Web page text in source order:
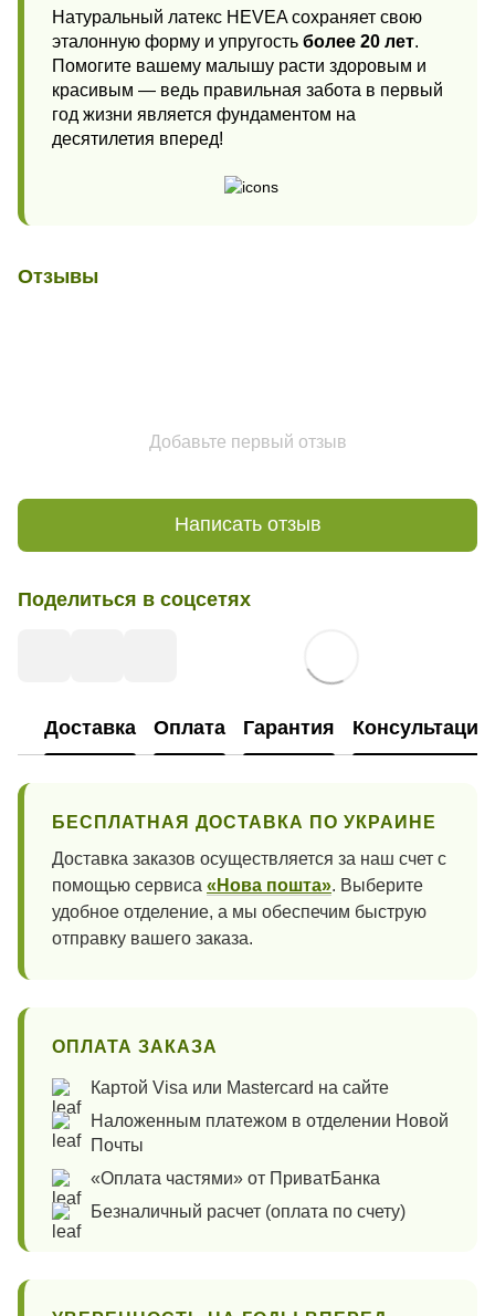
Натуральный латекс HEVEA сохраняет свою
эталонную форму и упругость более 20 лет.
Помогите вашему малышу расти здоровым и
красивым — ведь правильная забота в первый
год жизни является фундаментом на
десятилетия вперед!
Отзывы
Добавьте первый отзыв
Написать отзыв
Поделиться в соцсетях
Доставка Оплата Гарантия Консультация
БЕСПЛАТНАЯ ДОСТАВКА ПО УКРАИНЕ
Доставка заказов осуществляется за наш счет с
помощью сервиса «Нова пошта». Выберите
удобное отделение, а мы обеспечим быструю
отправку вашего заказа.
ОПЛАТА ЗАКАЗА
Картой Visa или Mastercard на сайте
Наложенным платежом в отделении Новой
Почты
«Оплата частями» от ПриватБанка
Безналичный расчет (оплата по счету)